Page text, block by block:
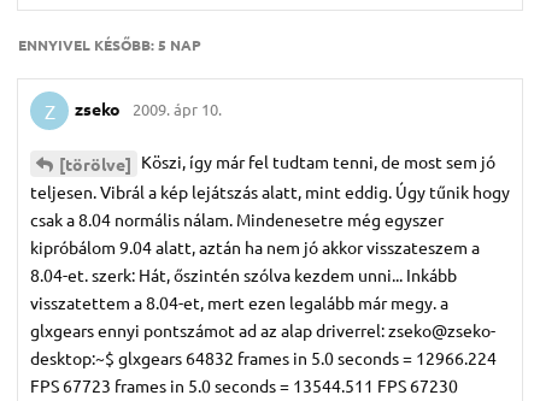
ENNYIVEL KÉSŐBB:5 NAP
Z zseko 2009. ápr 10.
[törölve] Köszi, így már fel tudtam tenni, de most sem jó
teljesen. Vibrál a kép lejátszás alatt, mint eddig. Úgy tűnik hogy
csak a 8.04 normális nálam. Mindenesetre még egyszer
kipróbálom 9.04 alatt, aztán ha nem jó akkor visszateszem a
8.04-et. szerk: Hát, őszintén szólva kezdem unni... Inkább
visszatettem a 8.04-et, mert ezen legalább már megy. a
glxgears ennyi pontszámot ad az alap driverrel: zseko@zseko-
desktop:~$ glxgears 64832 frames in 5.0 seconds = 12966.224
FPS 67723 frames in 5.0 seconds = 13544.511 FPS 67230